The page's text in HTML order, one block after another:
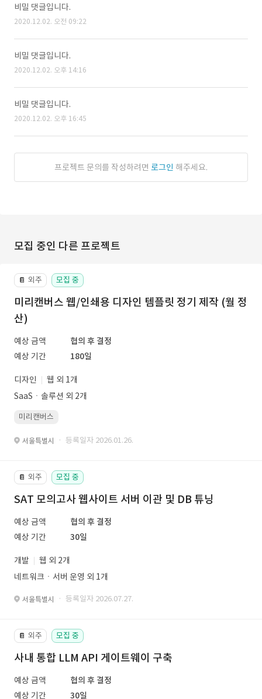
비밀 댓글입니다.
2020.12.02. 오전 09:22
비밀 댓글입니다.
2020.12.02. 오후 14:16
비밀 댓글입니다.
2020.12.02. 오후 16:45
프로젝트 문의를 작성하려면 로그인 해주세요.
모집 중인 다른 프로젝트
📔 외주 모집 중
미리캔버스 웹/인쇄용 디자인 템플릿 정기 제작 (월 정
산)
예상 금액
협의 후 결정
예상 기간
180일
디자인
웹 외 1개
SaaSㆍ솔루션 외 2개
미리캔버스
서울특별시 · 등록일자 2026.01.26.
📔 외주 모집 중
SAT 모의고사 웹사이트 서버 이관 및 DB 튜닝
예상 금액
협의 후 결정
예상 기간
30일
개발
웹 외 2개
네트워크ㆍ서버 운영 외 1개
서울특별시 · 등록일자 2026.07.27.
📔 외주 모집 중
사내 통합 LLM API 게이트웨이 구축
예상 금액
협의 후 결정
예상 기간
30일